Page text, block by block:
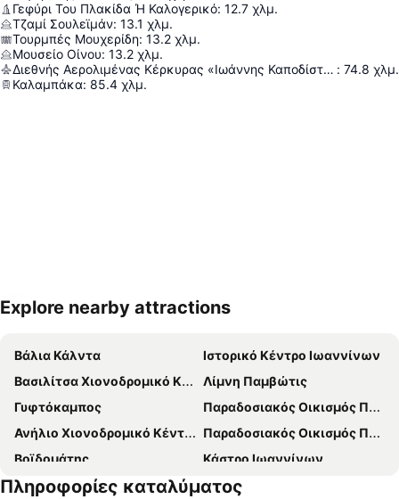
Γεφύρι Του Πλακίδα Ή Καλογερικό: 12.7 χλμ.
Τζαμί Σουλεϊμάν: 13.1 χλμ.
Τουρμπές Μουχερίδη: 13.2 χλμ.
Μουσείο Οίνου: 13.2 χλμ.
Διεθνής Αερολιμένας Κέρκυρας «Ιωάννης Καποδίστριας» : 74.8 χλμ.
Καλαμπάκα: 85.4 χλμ.
Ανάπτυξη χάρτη
Explore nearby attractions
Βάλια Κάλντα
Ιστορικό Κέντρο Ιωαννίνων
Βασιλίτσα Χιονοδρομικό Κέντρο
Λίμνη Παμβώτις
Γυφτόκαμπος
Παραδοσιακός Οικισμός Πάπιγκο
Ανήλιο Χιονοδρομικό Κέντρο
Παραδοσιακός Οικισμός Πενταλόφου
Βοϊδομάτης
Κάστρο Ιωαννίνων
Μέτσοβο Χιονοδρομικό Κέντρο
Σπήλαιο Περάματος
Πληροφορίες καταλύματος